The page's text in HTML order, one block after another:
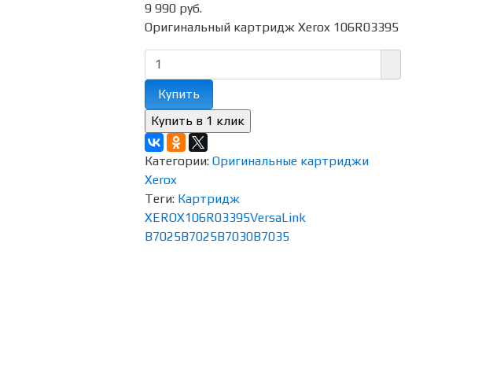
9 990 руб.
Оригинальный картридж Xerox 106R03395
Купить
Категории: Оригинальные картриджи
Xerox
Теги: Картридж
XEROX106R03395VersaLink
B7025B7025B7030B7035